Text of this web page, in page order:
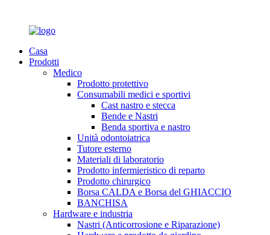
Casa
Prodotti
Medico
Prodotto protettivo
Consumabili medici e sportivi
Cast nastro e stecca
Bende e Nastri
Benda sportiva e nastro
Unità odontoiatrica
Tutore esterno
Materiali di laboratorio
Prodotto infermieristico di reparto
Prodotto chirurgico
Borsa CALDA e Borsa del GHIACCIO
BANCHISA
Hardware e industria
Nastri (Anticorrosione e Riparazione)